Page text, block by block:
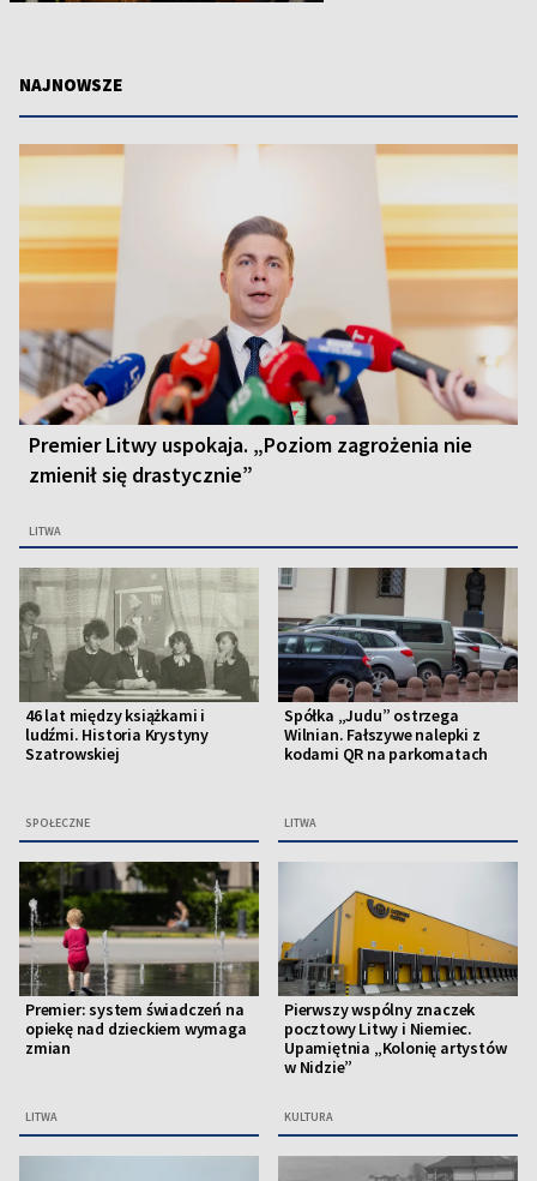
NAJNOWSZE
Premier Litwy uspokaja. „Poziom zagrożenia nie
zmienił się drastycznie”
LITWA
46 lat między książkami i
ludźmi. Historia Krystyny
Szatrowskiej
SPOŁECZNE
Spółka „Judu” ostrzega
Wilnian. Fałszywe nalepki z
kodami QR na parkomatach
LITWA
Premier: system świadczeń na
opiekę nad dzieckiem wymaga
zmian
LITWA
Pierwszy wspólny znaczek
pocztowy Litwy i Niemiec.
Upamiętnia „Kolonię artystów
w Nidzie”
KULTURA